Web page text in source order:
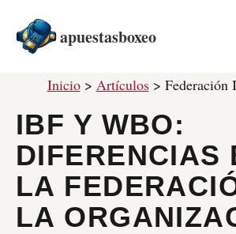
apuestasboxeo
Inicio > Artículos > Federación
IBF Y WBO:
DIFERENCIAS
LA
LA